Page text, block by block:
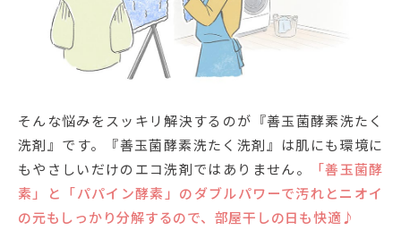
そんな悩みをスッキリ解決するのが『善玉菌酵素洗たく
洗剤』です。『善玉菌酵素洗たく洗剤』は肌にも環境に
もやさしいだけのエコ洗剤ではありません。
「善玉菌酵
素」と「パパイン酵素」のダブルパワーで汚れとニオイ
の元もしっかり分解するので、部屋干しの日も快適♪